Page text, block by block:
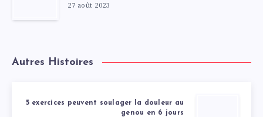
27 août 2023
Autres Histoires
5 exercices peuvent soulager la douleur au
genou en 6 jours